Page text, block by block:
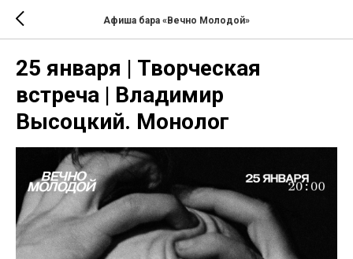
Афиша бара «Вечно Молодой»
25 января | Творческая
встреча | Владимир
Высоцкий. Монолог